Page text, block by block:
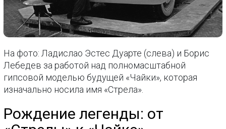
На фото: Ладислао Эстес Дуарте (слева) и Борис
Лебедев за работой над полномасштабной
гипсовой моделью будущей «Чайки», которая
изначально носила имя «Стрела».
Рождение легенды: от